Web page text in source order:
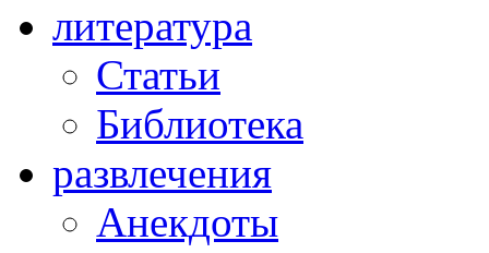
литература
Статьи
Библиотека
развлечения
Анекдоты